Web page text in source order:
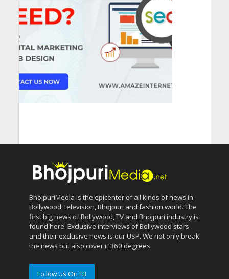
BhojpuriMedia is the epicenter of all kinds of news in
Bollywood, television, Bhojpuri and fashion world. The
first big news of Bollywood, TV and Bhojpuri industry is
found here. Exclusive interviews of Bollywood stars
and their exclusive news is our USP. We not only break
the news but also cover it 360 degrees.
Follow Us On FB